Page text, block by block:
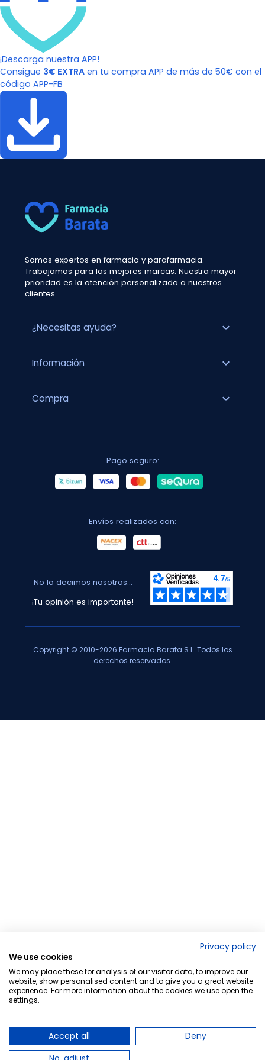
¡Descarga nuestra APP!
Consigue 3€ EXTRA en tu compra APP de más de 50€ con el
código APP-FB
Somos expertos en farmacia y parafarmacia.
Trabajamos para las mejores marcas. Nuestra mayor
prioridad es la atención personalizada a nuestros
clientes.
¿Necesitas ayuda? expand_more
Información expand_more
Compra expand_more
Pago seguro:
Envíos realizados con:
No lo decimos nosotros...
¡Tu opinión es importante!
Copyright © 2010-2026 Farmacia Barata S.L. Todos los
derechos reservados.
Privacy policy
We use cookies
We may place these for analysis of our visitor data, to improve our
website, show personalised content and to give you a great website
experience. For more information about the cookies we use open the
settings.
Accept all
Deny